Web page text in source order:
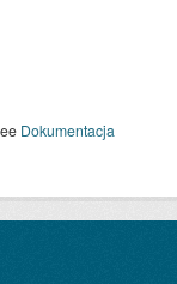
Dokumentacja